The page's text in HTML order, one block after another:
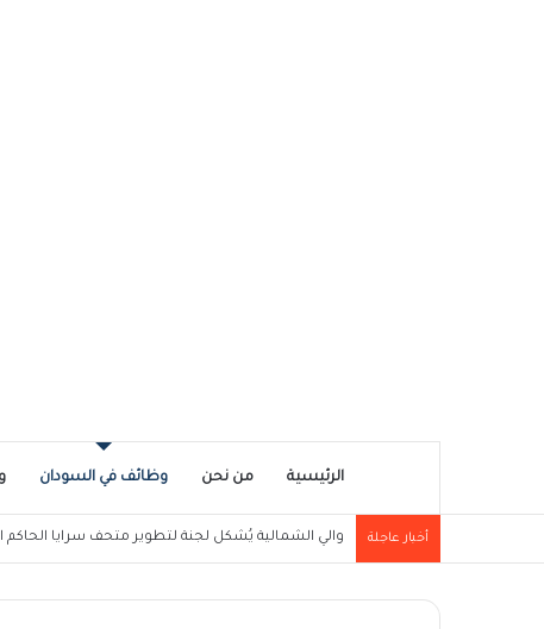
الرئيسية من نحن وظائف في السودان
أخبار عاجلة والي الشمالية يُشكل لجنة لتطوير متحف سرايا الحاكم